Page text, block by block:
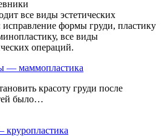
все виды эстетических
исправление формы груди, пластику
все виды
операций.
— маммопластика
красоту груди после
было…
круропластика